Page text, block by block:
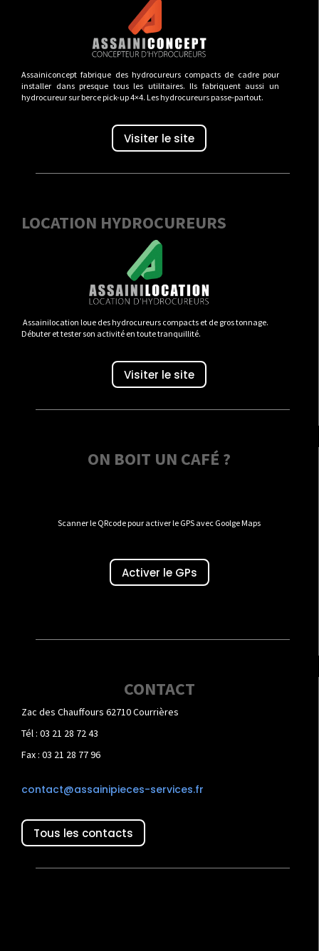
Assainiconcept fabrique des hydrocureurs compacts de cadre pour
installer dans presque tous les utilitaires. Ils fabriquent aussi un
hydrocureur sur berce pick-up 4×4. Les hydrocureurs passe-partout.
Visiter le site
LOCATION HYDROCUREURS
Assainilocation loue des hydrocureurs compacts et de gros tonnage.
Débuter et tester son activité en toute tranquillité.
Visiter le site
ON BOIT UN CAFÉ ?
Scanner le QRcode pour activer le GPS avec Goolge Maps
Activer le GPs
CONTACT
Zac des Chauffours 62710 Courrières
Tél : 03 21 28 72 43
Fax : 03 21 28 77 96
contact@assainipieces-services.fr
Tous les contacts